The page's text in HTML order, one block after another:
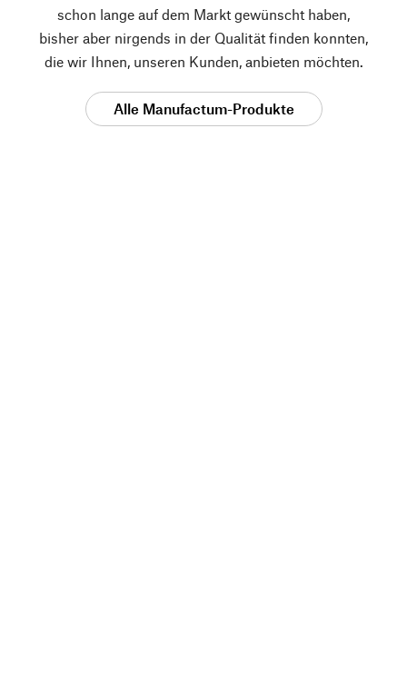
schon lange auf dem Markt gewünscht haben,
bisher aber nirgends in der Qualität finden konnten,
die wir Ihnen, unseren Kunden, anbieten möchten.
Alle Manufactum-Produkte